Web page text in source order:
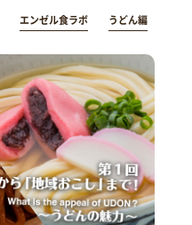
エンゼル食ラボ うどん編